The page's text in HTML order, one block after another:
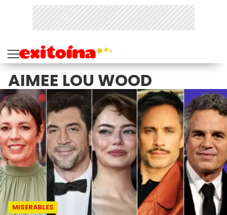
AIMEE LOU WOOD
MISERABLES